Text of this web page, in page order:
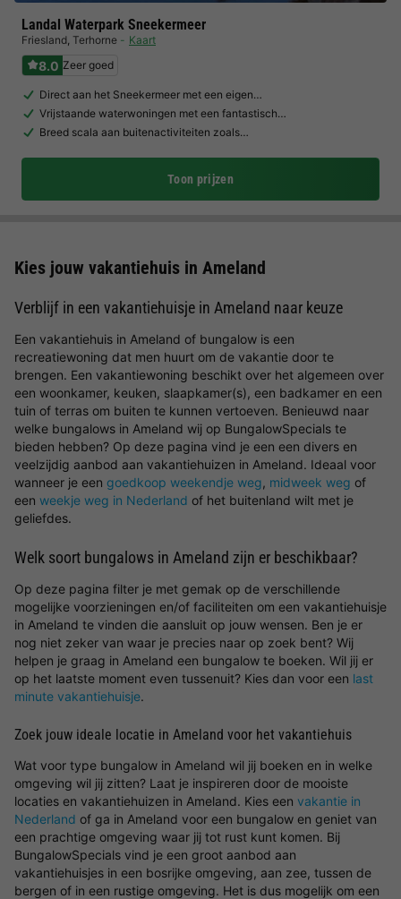
Landal Waterpark Sneekermeer
Friesland, Terhorne Kaart
8.0 Zeer goed
Direct aan het Sneekermeer met een eigen…
Vrijstaande waterwoningen met een fantastisch…
Breed scala aan buitenactiviteiten zoals…
Toon prijzen
Kies jouw vakantiehuis in Ameland
Verblijf in een vakantiehuisje in Ameland naar keuze
Een vakantiehuis in Ameland of bungalow is een
recreatiewoning dat men huurt om de vakantie door te
brengen. Een vakantiewoning beschikt over het algemeen over
een woonkamer, keuken, slaapkamer(s), een badkamer en een
tuin of terras om buiten te kunnen vertoeven. Benieuwd naar
welke bungalows in Ameland wij op BungalowSpecials te
bieden hebben? Op deze pagina vind je een een divers en
veelzijdig aanbod aan vakantiehuizen in Ameland. Ideaal voor
wanneer je een goedkoop weekendje weg, midweek weg of
een weekje weg in Nederland of het buitenland wilt met je
geliefdes.
Welk soort bungalows in Ameland zijn er beschikbaar?
Op deze pagina filter je met gemak op de verschillende
mogelijke voorzieningen en/of faciliteiten om een vakantiehuisje
in Ameland te vinden die aansluit op jouw wensen. Ben je er
nog niet zeker van waar je precies naar op zoek bent? Wij
helpen je graag in Ameland een bungalow te boeken. Wil jij er
op het laatste moment even tussenuit? Kies dan voor een last
minute vakantiehuisje.
Zoek jouw ideale locatie in Ameland voor het vakantiehuis
Wat voor type bungalow in Ameland wil jij boeken en in welke
omgeving wil jij zitten? Laat je inspireren door de mooiste
locaties en vakantiehuizen in Ameland. Kies een vakantie in
Nederland of ga in Ameland voor een bungalow en geniet van
een prachtige omgeving waar jij tot rust kunt komen. Bij
BungalowSpecials vind je een groot aanbod aan
vakantiehuisjes in een bosrijke omgeving, aan zee, tussen de
bergen of in een rustige omgeving. Het is dus mogelijk om een